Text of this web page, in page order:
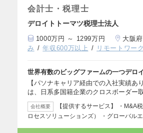
会計士・税理士
デロイトトーマツ税理士法人
1000万円 ～ 1299万円 大阪府
み
年収600万以上 リモートワー
世界有数のビッグファームの一つデロ
【パソナキャリア経由での入社実績
は、日系多国籍企業のクロスボーダー
会社概要
【提供するサービス】 ・M&A
ロセスソリューションズ） ・グローバル